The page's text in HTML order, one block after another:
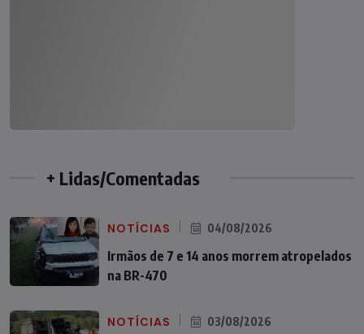
+ Lidas/Comentadas
NOTÍCIAS 04/08/2026
Irmãos de 7 e 14 anos morrem atropelados
na BR-470
NOTÍCIAS 03/08/2026